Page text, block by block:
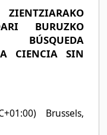
BURUZKO
BÚSQUEDA
CIENCIA SIN
Brussels,